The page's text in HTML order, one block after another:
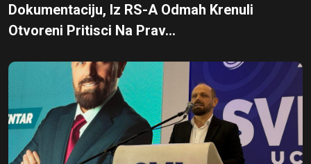
Dokumentaciju, Iz RS-A Odmah Krenuli
Otvoreni Pritisci Na Prav...